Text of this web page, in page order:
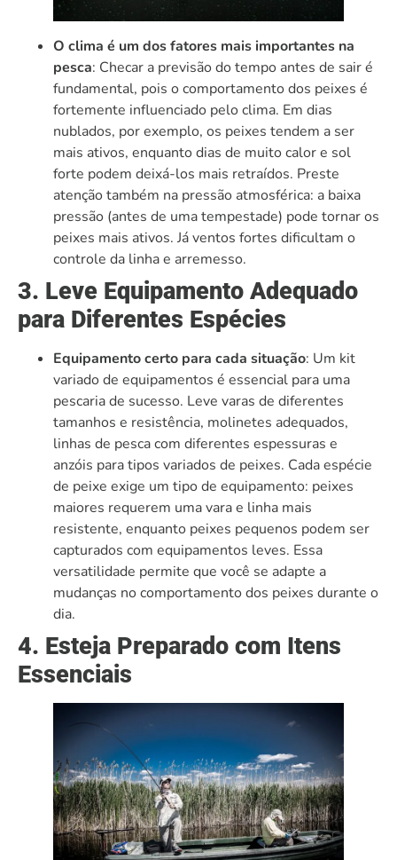
O clima é um dos fatores mais importantes na
pesca: Checar a previsão do tempo antes de sair é
fundamental, pois o comportamento dos peixes é
fortemente influenciado pelo clima. Em dias
nublados, por exemplo, os peixes tendem a ser
mais ativos, enquanto dias de muito calor e sol
forte podem deixá-los mais retraídos. Preste
atenção também na pressão atmosférica: a baixa
pressão (antes de uma tempestade) pode tornar os
peixes mais ativos. Já ventos fortes dificultam o
controle da linha e arremesso.
3. Leve Equipamento Adequado
para Diferentes Espécies
Equipamento certo para cada situação: Um kit
variado de equipamentos é essencial para uma
pescaria de sucesso. Leve varas de diferentes
tamanhos e resistência, molinetes adequados,
linhas de pesca com diferentes espessuras e
anzóis para tipos variados de peixes. Cada espécie
de peixe exige um tipo de equipamento: peixes
maiores requerem uma vara e linha mais
resistente, enquanto peixes pequenos podem ser
capturados com equipamentos leves. Essa
versatilidade permite que você se adapte a
mudanças no comportamento dos peixes durante o
dia.
4. Esteja Preparado com Itens
Essenciais